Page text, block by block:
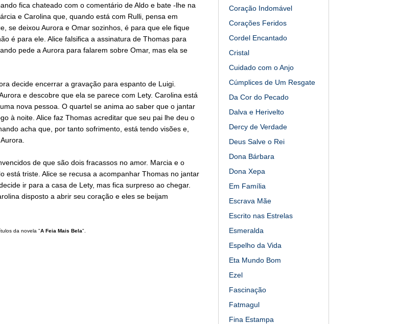
fica chateado com o comentário de Aldo e bate -lhe na
e Carolina que, quando está com Rulli, pensa em
se deixou Aurora e Omar sozinhos, é para que ele fique
é para ele. Alice falsifica a assinatura de Thomas para
pede a Aurora para falarem sobre Omar, mas ela se
decide encerrar a gravação para espanto de Luigi.
e descobre que ela se parece com Lety. Carolina está
nova pessoa. O quartel se anima ao saber que o jantar
à noite. Alice faz Thomas acreditar que seu pai lhe deu o
acha que, por tanto sofrimento, está tendo visões e,
de que são dois fracassos no amor. Marcia e o
está triste. Alice se recusa a acompanhar Thomas no jantar
ir para a casa de Lety, mas fica surpreso ao chegar.
disposto a abrir seu coração e eles se beijam
da novela "A Feia Mais Bela".
Coração Indomável
Corações Feridos
Cordel Encantado
Cristal
Cuidado com o Anjo
Cúmplices de Um Resgate
Da Cor do Pecado
Dalva e Herivelto
Dercy de Verdade
Deus Salve o Rei
Dona Bárbara
Dona Xepa
Em Família
Escrava Mãe
Escrito nas Estrelas
Esmeralda
Espelho da Vida
Eta Mundo Bom
Ezel
Fascinação
Fatmagul
Fina Estampa